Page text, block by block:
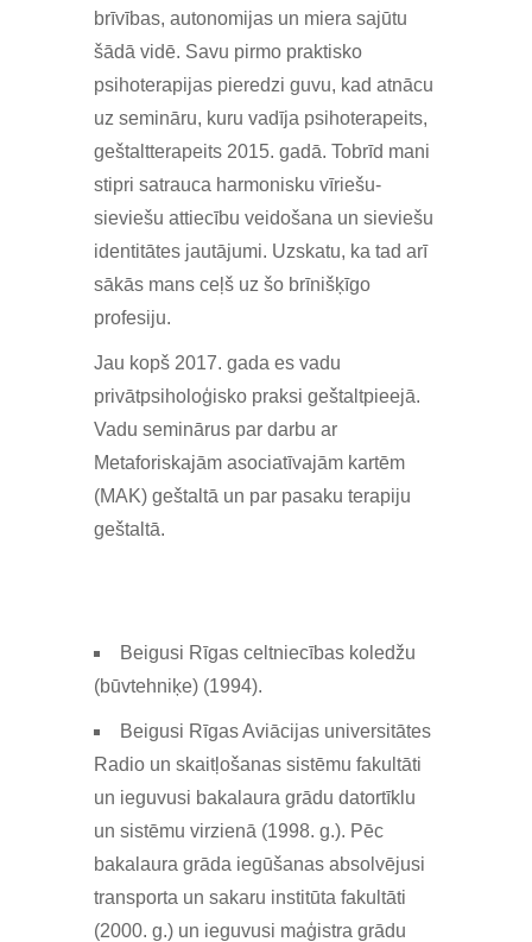
brīvības, autonomijas un miera sajūtu
šādā vidē. Savu pirmo praktisko
psihoterapijas pieredzi guvu, kad atnācu
uz semināru, kuru vadīja psihoterapeits,
geštaltterapeits 2015. gadā. Tobrīd mani
stipri satrauca harmonisku vīriešu-
sieviešu attiecību veidošana un sieviešu
identitātes jautājumi. Uzskatu, ka tad arī
sākās mans ceļš uz šo brīnišķīgo
profesiju.
Jau kopš 2017. gada es vadu
privātpsiholoģisko praksi geštaltpieejā.
Vadu seminārus par darbu ar
Metaforiskajām asociatīvajām kartēm
(MAK) geštaltā un par pasaku terapiju
geštaltā.
Beigusi Rīgas celtniecības koledžu
(būvtehniķe) (1994).
Beigusi Rīgas Aviācijas universitātes
Radio un skaitļošanas sistēmu fakultāti
un ieguvusi bakalaura grādu datortīklu
un sistēmu virzienā (1998. g.). Pēc
bakalaura grāda iegūšanas absolvējusi
transporta un sakaru institūta fakultāti
(2000. g.) un ieguvusi maģistra grādu